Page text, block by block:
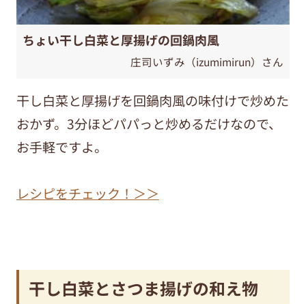
ちょい干し白菜と厚揚げの回鍋肉風
庄司いずみ（izumimirun）さん
干し白菜と厚揚げを回鍋肉風の味付けで炒めた
おかず。3分ほどパパっと炒めるだけなので、
お手軽ですよ。
レシピをチェック！＞＞
干し白菜とさつま揚げの和え物